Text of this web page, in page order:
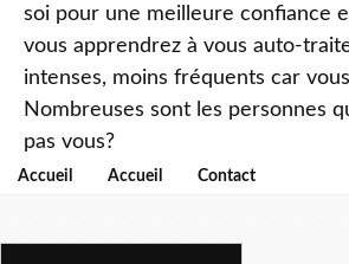
soi pour une meilleure confiance
vous apprendrez à vous auto-
intenses, moins fréquents car
Nombreuses sont les personnes
pas vous?
Accueil Accueil Contact